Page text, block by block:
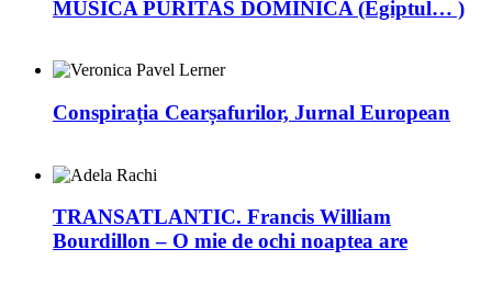
MUSICA PURITAS DOMINICA (Egiptul… )
Conspirația Cearșafurilor, Jurnal European
TRANSATLANTIC. Francis William
Bourdillon – O mie de ochi noaptea are